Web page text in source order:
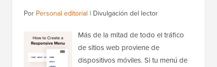
Por Personal editorial | Divulgación del lector
Más de la mitad de todo el tráfico
de sitios web proviene de
dispositivos móviles. Si tu menú de